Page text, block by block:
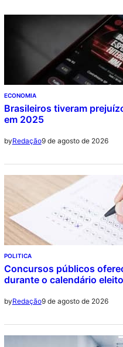
ECONOMIA
Brasileiros tiveram
em 2025
byRedação9 de agosto de 2026
POLITICA
Concursos públicos
durante o calendário
byRedação9 de agosto de 2026